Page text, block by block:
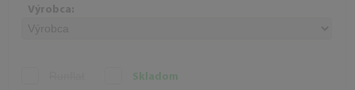
Výrobca:
Skladom